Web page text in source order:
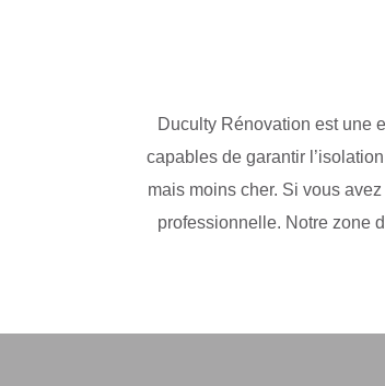
Duculty Rénovation est une
capables de garantir
mais moins cher. Si vous
professionnelle. Notre zone